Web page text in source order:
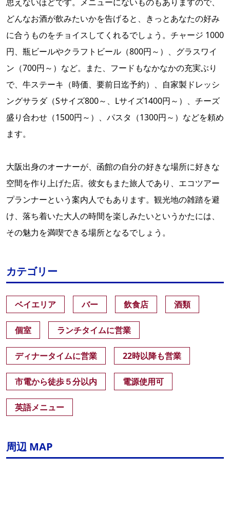
どんなお酒が飲みたいかを告げると、きっとあなたの好み
に合うものをチョイスしてくれるでしょう。チャージ 1000
円、瓶ビールやクラフトビール（800円～）、グラスワイ
ン（700円～）など。また、フードもなかなかの充実ぶり
で、牛ステーキ（時価、要前日迄予約）、自家製ドレッシ
ングサラダ（Sサイズ800～、Lサイズ1400円～）、チーズ
盛り合わせ（1500円～）、パスタ（1300円～）などを頼め
ます。
大阪出身のオーナーが、函館の自分の好きな場所に好きな
空間を作り上げた店。彼女もまた旅人であり、エコツアー
プランナーという案内人でもあります。観光地の雑踏を避
け、落ち着いた大人の時間を楽しみたいというかたには、
その魅力を満喫できる場所となるでしょう。
カテゴリー
ベイエリア バー 飲食店 酒類
個室 ランチタイムに営業
ディナータイムに営業 22時以降も営業
市電から徒歩５分以内 電源使用可
英語メニュー
周辺 MAP